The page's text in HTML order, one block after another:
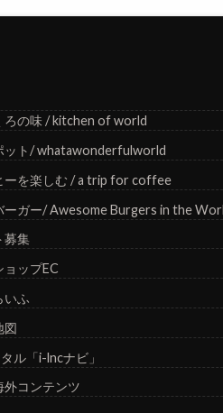
ろの味 / kitchen of world
ット/ whatawonderfulworld
ーを楽しむ / a trip for coffee
ーガー/ Awesome Burgers in the
募集
ョップEC
いふ
図
ル「i-lncナビ」
外コンテンツ